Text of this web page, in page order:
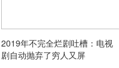
2019年不完全烂剧吐槽：电视
剧自动抛弃了穷人又屏